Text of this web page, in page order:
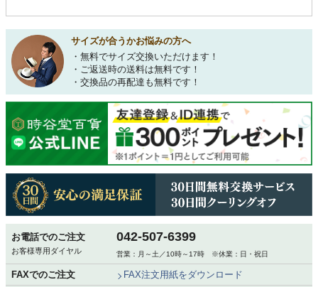
サイズが合うかお悩みの方へ
・無料でサイズ交換いただけます！
・ご返送時の送料は無料です！
・交換品の再配達も無料です！
お電話でのご注文
お客様専用ダイヤル
042-507-6399
営業：月～土／10時～17時 ※休業：日・祝日
FAXでのご注文
FAX注文用紙をダウンロード